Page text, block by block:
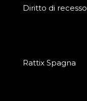
Diritto di recesso
Rattix Spagna